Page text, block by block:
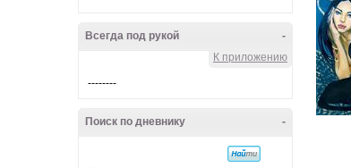
-
Всегда под рукой
К приложению
--------
-
Поиск по дневнику